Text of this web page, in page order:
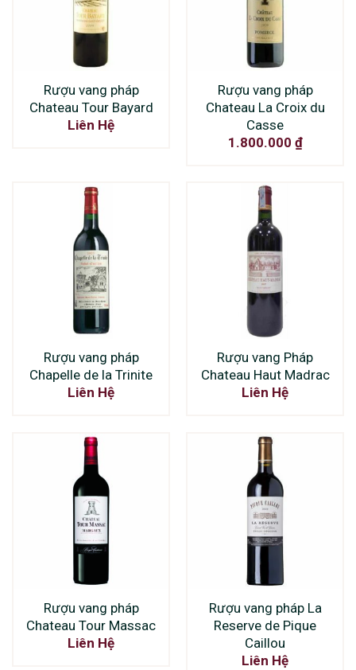
Rượu vang pháp
Chateau Tour Bayard
Liên Hệ
Rượu vang pháp
Chateau La Croix du
Casse
1.800.000 ₫
Rượu vang pháp
Chapelle de la Trinite
Liên Hệ
Rượu vang Pháp
Chateau Haut Madrac
Liên Hệ
Rượu vang pháp
Chateau Tour Massac
Liên Hệ
Rượu vang pháp La
Reserve de Pique
Caillou
Liên Hệ